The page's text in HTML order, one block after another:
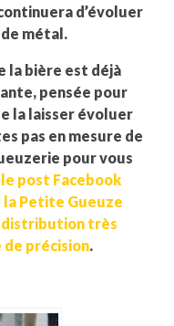
d’évoluer
métal.
la bière est déjà
pensée pour
la laisser évoluer
pas en mesure de
pour vous
le post Facebook
Petite Gueuze
distribution très
de précision.